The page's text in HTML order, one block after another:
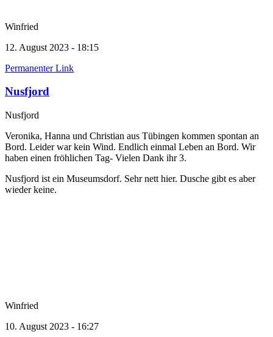
Winfried
12. August 2023 - 18:15
Permanenter Link
Nusfjord
Nusfjord
Veronika, Hanna und Christian aus Tübingen kommen spontan an
Bord. Leider war kein Wind. Endlich einmal Leben an Bord. Wir
haben einen fröhlichen Tag- Vielen Dank ihr 3.
Nusfjord ist ein Museumsdorf. Sehr nett hier. Dusche gibt es aber
wieder keine.
Winfried
10. August 2023 - 16:27